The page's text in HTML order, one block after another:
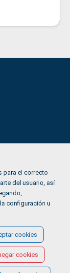
para el correcto
del usuario, así
configuración u
cookies
cookies